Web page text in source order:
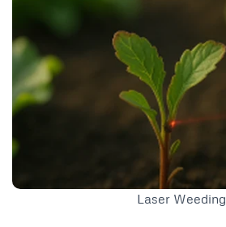
Laser Weeding